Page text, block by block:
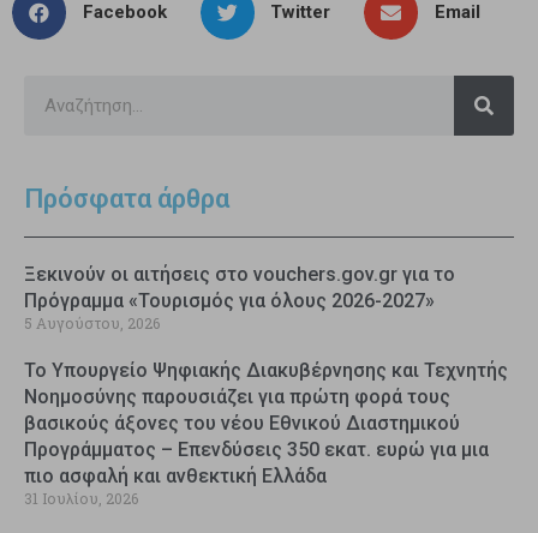
Facebook Twitter Email
Πρόσφατα άρθρα
Ξεκινούν οι αιτήσεις στο vouchers.gov.gr για το
Πρόγραμμα «Τουρισμός για όλους 2026-2027»
5 Αυγούστου, 2026
Το Υπουργείο Ψηφιακής Διακυβέρνησης και Τεχνητής
Νοημοσύνης παρουσιάζει για πρώτη φορά τους
βασικούς άξονες του νέου Εθνικού Διαστημικού
Προγράμματος – Επενδύσεις 350 εκατ. ευρώ για μια
πιο ασφαλή και ανθεκτική Ελλάδα
31 Ιουλίου, 2026